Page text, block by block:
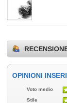
OPINIONI
Voto medio
Stile